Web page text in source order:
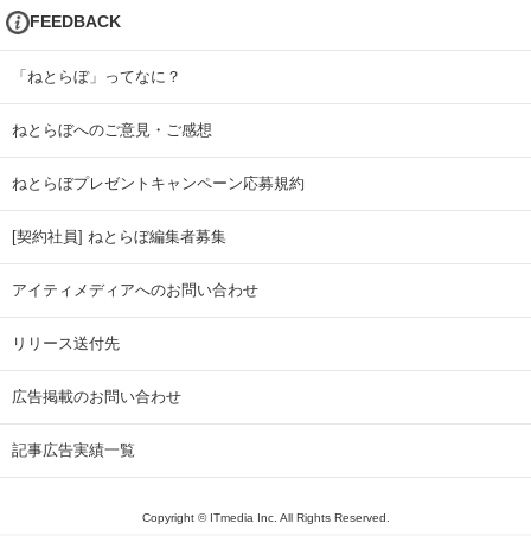
FEEDBACK
「ねとらぼ」ってなに？
ねとらぼへのご意見・ご感想
ねとらぼプレゼントキャンペーン応募規約
[契約社員] ねとらぼ編集者募集
アイティメディアへのお問い合わせ
リリース送付先
広告掲載のお問い合わせ
記事広告実績一覧
Copyright © ITmedia Inc. All Rights Reserved.